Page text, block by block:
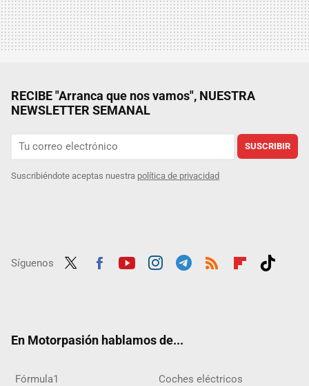
RECIBE "Arranca que nos vamos", NUESTRA
NEWSLETTER SEMANAL
SUSCRIBIR
Suscribiéndote aceptas nuestra política de privacidad
Síguenos
En Motorpasión hablamos de...
Fórmula1 Coches eléctricos